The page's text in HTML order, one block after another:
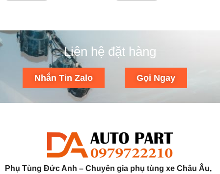
Liên hệ đặt hàng
Nhắn Tin Zalo Gọi Ngay
Phụ Tùng Đức Anh – Chuyên gia phụ tùng xe Châu Âu,